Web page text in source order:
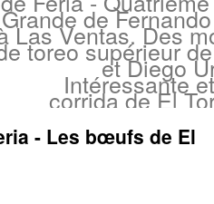
Grande de
Las Ventas. Des
toreo supérieur
et Diego
Intéressante
corrida de El
- Les bœufs de El